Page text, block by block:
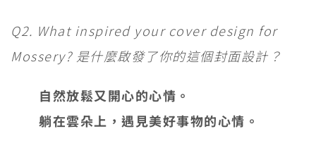
Q2. What inspired your cover design for
Mossery? 是什麼啟發了你的這個封面設計？
自然放鬆又開心的心情。
躺在雲朵上，遇見美好事物的心情。